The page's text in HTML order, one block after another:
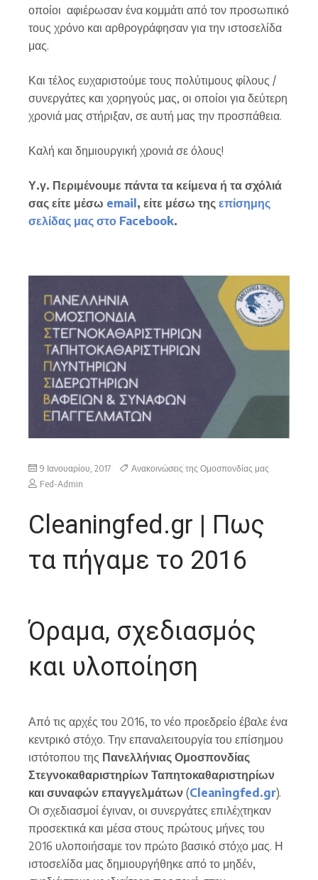
οποίοι αφιέρωσαν ένα κομμάτι από τον προσωπικό
τους χρόνο και αρθρογράφησαν για την ιστοσελίδα
μας.
Και τέλος ευχαριστούμε τους πολύτιμους φίλους /
συνεργάτες και χορηγούς μας, οι οποίοι για δεύτερη
χρονιά μας στήριξαν, σε αυτή μας την προσπάθεια.
Καλή και δημιουργική χρονιά σε όλους!
Υ.γ. Περιμένουμε πάντα τα κείμενα ή τα σχόλιά
σας είτε μέσω email, είτε μέσω της επίσημης
σελίδας μας στο Facebook.
9 Ιανουαρίου, 2017
Ανακοινώσεις της Ομοσπονδίας μας
Fed-Admin
Cleaningfed.gr | Πως
τα πήγαμε το 2016
Όραμα, σχεδιασμός
και υλοποίηση
Από τις αρχές του 2016, το νέο προεδρείο έβαλε ένα
κεντρικό στόχο. Την επαναλειτουργία του επίσημου
ιστότοπου της Πανελλήνιας Ομοσπονδίας
Στεγνοκαθαριστηρίων Ταπητοκαθαριστηρίων
και συναφών επαγγελμάτων (Cleaningfed.gr).
Οι σχεδιασμοί έγιναν, οι συνεργάτες επιλέχτηκαν
προσεκτικά και μέσα στους πρώτους μήνες του
2016 υλοποιήσαμε τον πρώτο βασικό στόχο μας. Η
ιστοσελίδα μας δημιουργήθηκε από το μηδέν,